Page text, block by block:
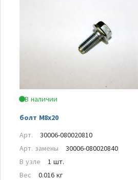
В наличии
болт M8x20
Арт.
30006-080020810
Арт. замены
30006-080020840
В узле
1 шт.
Вес
0.016 кг